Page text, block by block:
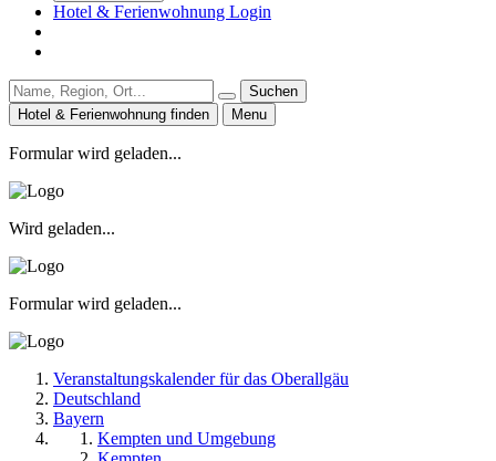
Hotel & Ferienwohnung Login
Suchen
Hotel & Ferienwohnung finden
Menu
Formular wird geladen...
Wird geladen...
Formular wird geladen...
Veranstaltungskalender für das Oberallgäu
Deutschland
Bayern
Kempten und Umgebung